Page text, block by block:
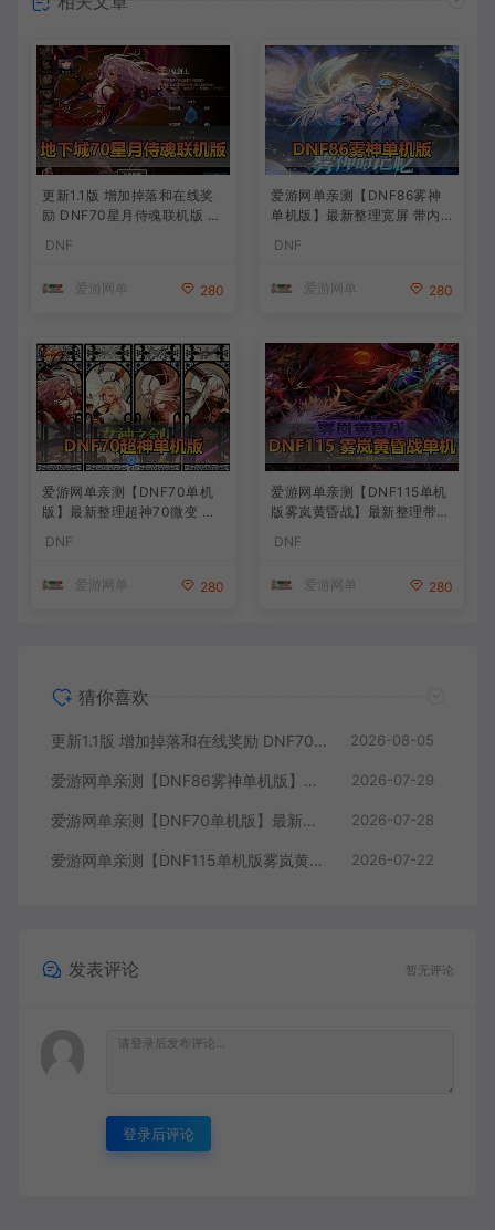
更新1.1版 增加掉落和在线奖
励 DNF70星月侍魂联机版 新
词条 护石 辟邪玉 皮肤外观 B
徽章 技能宝珠等 在线点 装备
DNF
爱游网单 280
爱游网单亲测【DNF86雾神
单机版】最新整理宽屏 带内
新深渊副本 技能护石 虚拟机
DNF
爱游网单 280
爱游网单亲测【DNF70单机
版】最新整理超神70微变 魂
内辅 异次元护石宝珠 未加密
教学
DNF
爱游网单 280
爱游网单亲测【DNF115单机
版雾岚黄昏战】最新整理带魔
鬼剑女格斗新模型 美神 雾岚
机一键端 视频安装教学
DNF
爱游网单 280
猜你喜欢
更新1.1版 增加掉落和在线奖励 DNF70星月侍魂联机版 新版技能 丰富异次元技能装备词条 护石 辟邪玉 皮肤外观 BUFF技能徽章 史诗装备特效徽章 技能宝珠等 在线点 装备靠爆 2026-08-05
爱游网单亲测【DNF86雾神单机版】最新整理宽屏 带内辅便捷 新技能 界面UI 大冰龙 新深渊副本 技能护石 虚拟机一键端 视频安装教学 2026-07-29
爱游网单亲测【DNF70单机版】最新整理超神70微变 魂图 异界 安图恩 四小龙 镶嵌 内辅 异次元护石宝珠 未加密PVF虚拟机一键端 视频安装教学 2026-07-28
爱游网单亲测【DNF115单机版雾岚黄昏战】最新整理带魔枪三职业 女鬼剑 女圣职者 男鬼剑女格斗新模型 美神 雾岚副本 太初装备 快捷内辅 虚拟机一键端 视频安装教学 2026-07-22
发表评论 暂无评论
登录后评论